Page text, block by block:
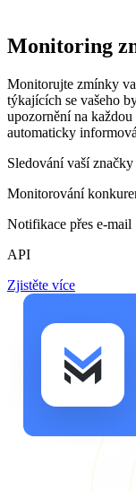
Monitoring
Monitorujte zmínky
týkajících se vašeho
upozornění na
automaticky
Sledování vaší značky
Monitorování
Notifikace přes e-mail
API
Zjistěte více